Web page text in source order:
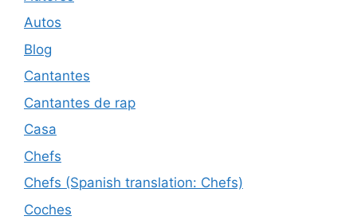
Autos
Blog
Cantantes
Cantantes de rap
Casa
Chefs
Chefs (Spanish translation: Chefs)
Coches